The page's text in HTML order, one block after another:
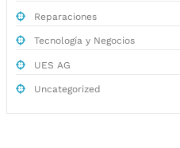
Reparaciones
Tecnología y Negocios
UES AG
Uncategorized